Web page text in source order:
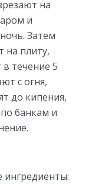
на
и
Затем
на плиту,
течение 5
с огня,
до кипения,
банкам и
ингредиенты: